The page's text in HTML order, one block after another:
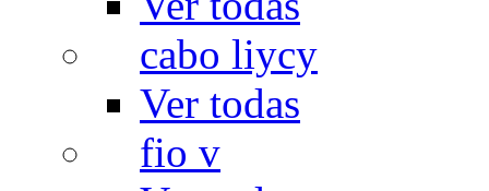
cabo liycy
Ver todas
fio v